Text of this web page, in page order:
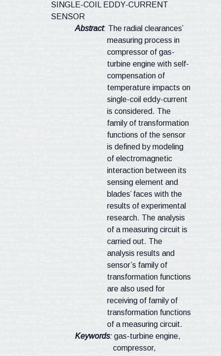
SINGLE-COIL EDDY-CURRENT
SENSOR
Abstract: The radial clearances’
measuring process in
compressor of gas-
turbine engine with self-
compensation of
temperature impacts on
single-coil eddy-current
is considered. The
family of transformation
functions of the sensor
is defined by modeling
of electromagnetic
interaction between its
sensing element and
blades’ faces with the
results of experimental
research. The analysis
of a measuring circuit is
carried out. The
analysis results and
sensor’s family of
transformation functions
are also used for
receiving of family of
transformation functions
of a measuring circuit.
Keywords:gas-turbine engine,
compressor,